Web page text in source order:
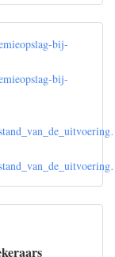
bij-
bij-